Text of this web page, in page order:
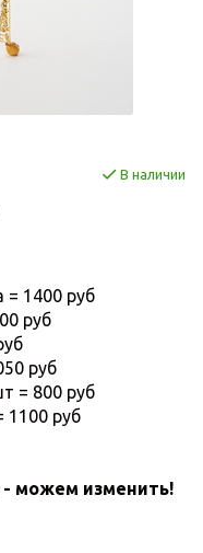
В наличии
= 1400 руб
руб
руб
= 800 руб
1100 руб
- можем изменить!